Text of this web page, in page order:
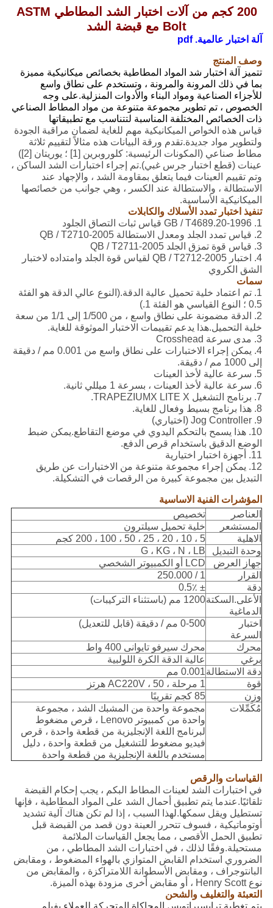
200 كجم من آلات اختبار الشد المطاطي ASTM
Bolt مع قبضة الشد
آلة اختبار عالمية. pdf
وصف المنتج
تتميز آلة اختبار شد المواد المطاطية بخصائص ميكانيكية مميزة
بما في ذلك المرونة والمرونة ، وتستخدم على نطاق واسع
للأجزاء الصناعية ومواد البناء والأدوات المنزلية.على وجه
الخصوص ، تم تطوير مجموعة متنوعة من مواد المطاط الصناعي
ذات الخصائص المختلفة المناسبة لتتناسب مع تطبيقاتها
قياس هذه الخواص الميكانيكية مهم للغاية لضمان مراقبة الجودة
ولتطوير مواد جديدة.تقدم ورقة البيانات هذه مثالاً لتقييم ثلاثة
مطاط صناعي (المكونات الرئيسية: كلوروبرين [1] ؛ يوريتان [2])
عينات (قطع اختبار جرس غبي).تم إجراء اختبارات الشد الساكن ،
وتم تقييم العينات فيما يتعلق بمقاومة الشد ، والإجهاد عند
الاستطالة ، والاستطالة عند الكسر ، وهي جوانب من خصائصها
الميكانيكية الأساسية.
تنفيذ اختبار تمدد الأسلاك والكابلات
1. GB / T4689.20-1996 قياس ثبات التصاق الجلود
2. قياس تمدد الجلد ومعدل الاستطالة QB / T2710-2005
3. قياس قوة تمزق الجلد QB / T2711-2005
4. اختبار QB / T2712-2005 لقياس قوة الجلد وامتداده لاختبار
الشق الكروي
سمات
1. تم اعتماد خلية تحميل عالية الدقة.(النوع عالي الدقة هو الفئة
0.5 ؛ النوع القياسي هو الفئة 1.)
2. الدقة مضمونة على نطاق واسع ، من 1/500 إلى 1/1 من سعة
خلية التحميل.هذا يدعم تقييمات الاختبار الموثوقة للغاية.
3. مدى سرعة Crosshead
4. يمكن إجراء الاختبارات على نطاق واسع من 0.001 مم / دقيقة
إلى 1000 مم / دقيقة.
5. سرعة عالية لأخذ العينات
6. سرعة عالية لأخذ العينات ، بسرعة 1 ميللي ثانية.
7. برنامج التشغيل TRAPEZIUMX LITE X.
8. هذا برنامج بسيط وفعال للغاية.
9. Jog Controller (اختياري)
10. هذا يسمح بالتحكم اليدوي في موضع التقاطع.يمكن ضبط
الوضع الدقيق باستخدام قرص الدفع.
11. أجهزة اختبار اختيارية
12. يمكن إجراء مجموعة متنوعة من الاختبارات عن طريق
التبديل بين مجموعة كبيرة من الرقصات في التشكيلة.
المؤشرات الفنية الاساسية
العناصر
تخصيص
المستشعر
خلية تحميل سيلترون
الاهلية
5 ، 10 ، 20 ، 25 ، 50 ، 100 ، 200 كجم
وحدة التبديل
G ، KG ، N ، LB
جهاز العرض
LCD أو الكمبيوتر الشخصي
القرار
1 / 250.000
دقة
± 0.5٪
الأعلى.السكتة
الدماغية
1200 مم (باستثناء التركيبات)
اختبار
السرعة
0-500 مم / دقيقة (قابل للتعديل)
محرك
محرك سيرفو تايوانى 400 واط
برغي
عالية الدقة الكرة اللولبية
دقة الاستطالة0.001 مم
قوة
1 مرحلة ، AC220V ، 50 هرتز
وزن
85 كجم تقريبًا
مُكَمِّلات
مجموعة واحدة من المشبك الشد ، مجموعة
واحدة من كمبيوتر Lenovo ، قرص مضغوط
لبرنامج اللغة الإنجليزية من قطعة واحدة ، قرص
فيديو مضغوط للتشغيل من قطعة واحدة ، دليل
مستخدم باللغة الإنجليزية من قطعة واحدة
القياسات والرقص
في اختبارات الشد لعينات المطاط البكم ، يجب إحكام القبضة
تلقائيًا.عندما يتم تطبيق أحمال الشد على المواد المطاطية ، فإنها
تستطيل ويقل سمكها.لهذا السبب ، إذا لم تكن هناك آلية تشديد
أوتوماتيكية ، فسوف تتحرر العينة دون قصد من القبضة قبل
تطبيق الحمل الأقصى ، مما يجعل القياسات الملائمة
مستحيلة.وفقًا لذلك ، في اختبارات الشد المطاطي ، من
الضروري استخدام القابض المتوازي بالهواء المضغوط ، ومقابض
البانتوجراف ، ومقابض الأسطوانة اللامتراكزة ، والمقابض من
نوع Henry Scott ، أو مقابض أخرى مزودة بهذه الميزة.
التعبئة والتغليف والشحن